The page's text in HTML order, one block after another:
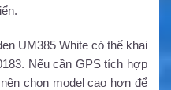
UM385 White có thể khai
Nếu cần GPS tích hợp
chọn model cao hơn để